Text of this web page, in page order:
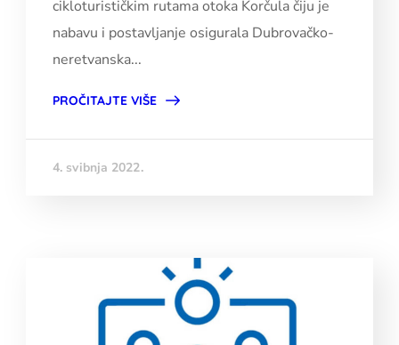
cikloturističkim rutama otoka Korčula čiju je
nabavu i postavljanje osigurala Dubrovačko-
neretvanska...
PROČITAJTE VIŠE
4. svibnja 2022.